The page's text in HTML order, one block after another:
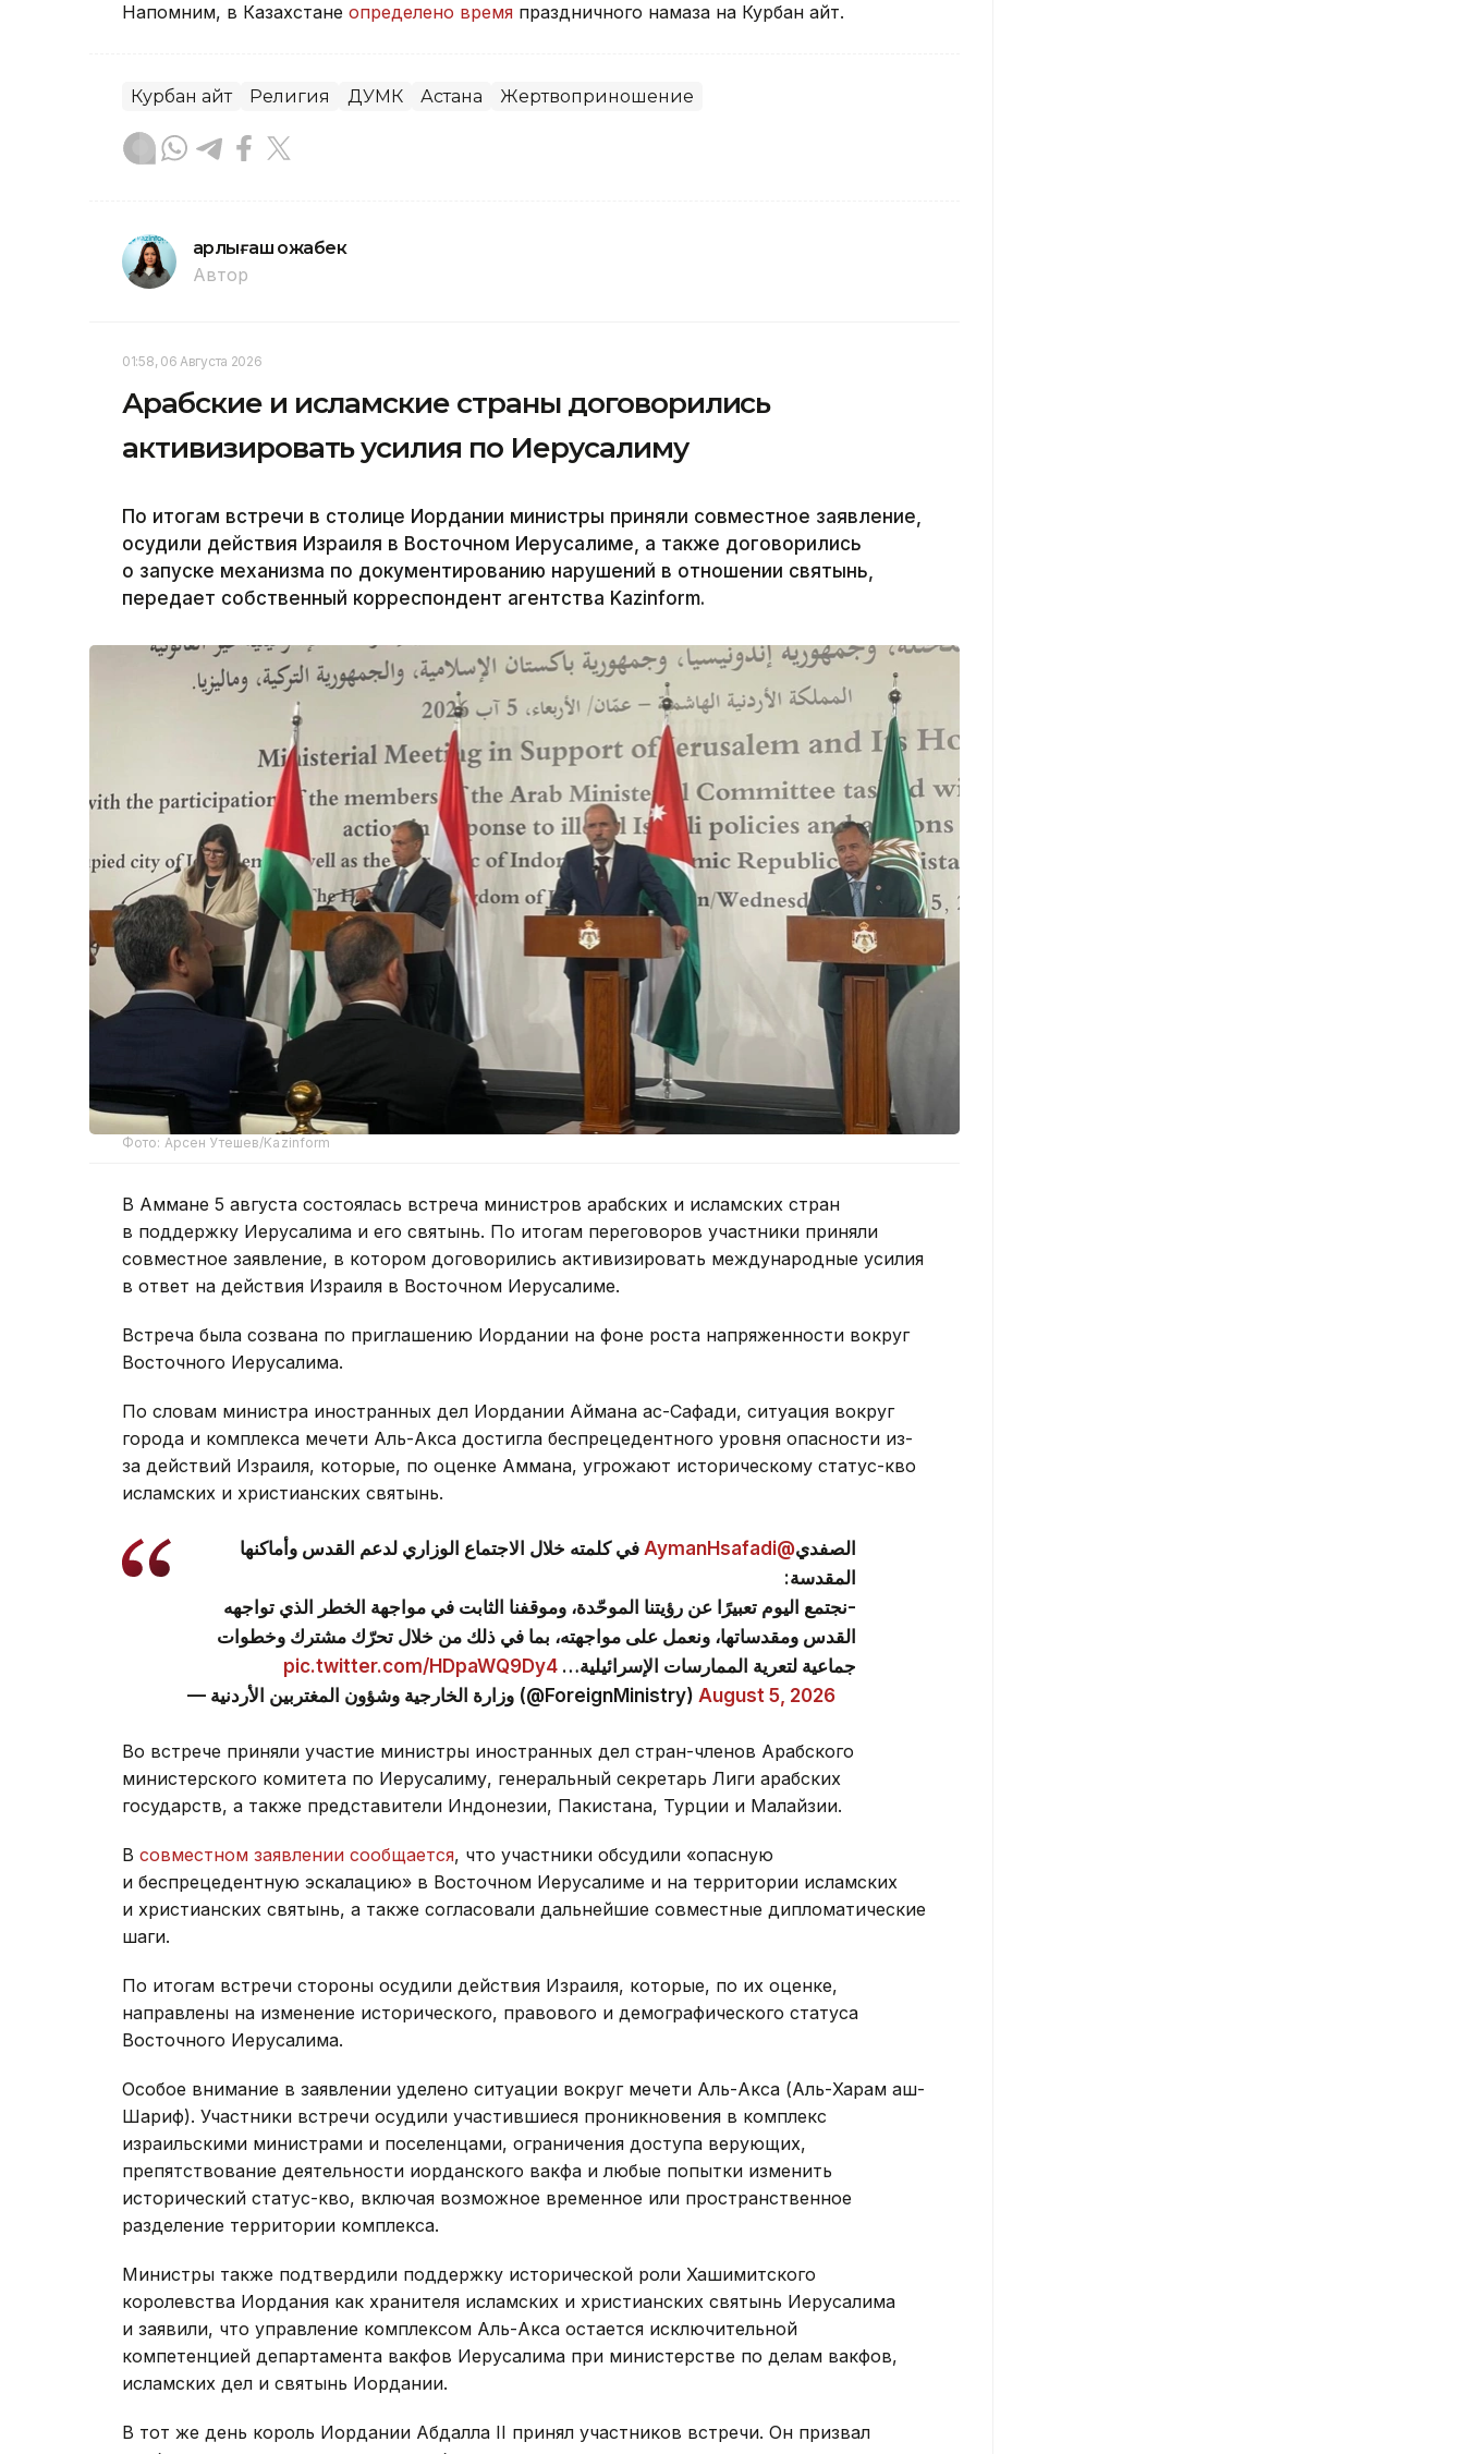
Напомним, в Казахстане определено время праздничного намаза на Курбан айт.
Курбан айт Религия ДУМК Астана Жертвоприношение
Қарлығаш Қожабек
Автор
01:58, 06 Августа 2026
Арабские и исламские страны договорились
активизировать усилия по Иерусалиму
По итогам встречи в столице Иордании министры приняли совместное заявление,
осудили действия Израиля в Восточном Иерусалиме, а также договорились
о запуске механизма по документированию нарушений в отношении святынь,
передает собственный корреспондент агентства Kazinform.
Фото: Арсен Утешев/Kazinform
В Аммане 5 августа состоялась встреча министров арабских и исламских стран
в поддержку Иерусалима и его святынь. По итогам переговоров участники приняли
совместное заявление, в котором договорились активизировать международные усилия
в ответ на действия Израиля в Восточном Иерусалиме.
Встреча была созвана по приглашению Иордании на фоне роста напряженности вокруг
Восточного Иерусалима.
По словам министра иностранных дел Иордании Аймана ас-Сафади, ситуация вокруг
города и комплекса мечети Аль-Акса достигла беспрецедентного уровня опасности из-
за действий Израиля, которые, по оценке Аммана, угрожают историческому статус-кво
исламских и христианских святынь.
الصفدي@AymanHsafadi
في كلمته خلال الاجتماع الوزاري لدعم القدس وأماكنها
المقدسة:
-نجتمع اليوم تعبيرًا عن رؤيتنا الموحّدة، وموقفنا الثابت في مواجهة الخطر الذي تواجهه
القدس ومقدساتها، ونعمل على مواجهته، بما في ذلك من خلال تحرّك مشترك وخطوات
جماعية لتعرية الممارسات الإسرائيلية… pic.twitter.com/HDpaWQ9Dy4
— وزارة الخارجية وشؤون المغتربين الأردنية (@ForeignMinistry) August 5, 2026
Во встрече приняли участие министры иностранных дел стран-членов Арабского
министерского комитета по Иерусалиму, генеральный секретарь Лиги арабских
государств, а также представители Индонезии, Пакистана, Турции и Малайзии.
В совместном заявлении сообщается, что участники обсудили «опасную
и беспрецедентную эскалацию» в Восточном Иерусалиме и на территории исламских
и христианских святынь, а также согласовали дальнейшие совместные дипломатические
шаги.
По итогам встречи стороны осудили действия Израиля, которые, по их оценке,
направлены на изменение исторического, правового и демографического статуса
Восточного Иерусалима.
Особое внимание в заявлении уделено ситуации вокруг мечети Аль-Акса (Аль-Харам аш-
Шариф). Участники встречи осудили участившиеся проникновения в комплекс
израильскими министрами и поселенцами, ограничения доступа верующих,
препятствование деятельности иорданского вакфа и любые попытки изменить
исторический статус-кво, включая возможное временное или пространственное
разделение территории комплекса.
Министры также подтвердили поддержку исторической роли Хашимитского
королевства Иордания как хранителя исламских и христианских святынь Иерусалима
и заявили, что управление комплексом Аль-Акса остается исключительной
компетенцией департамента вакфов Иерусалима при министерстве по делам вакфов,
исламских дел и святынь Иордании.
В тот же день король Иордании Абдалла II принял участников встречи. Он призвал